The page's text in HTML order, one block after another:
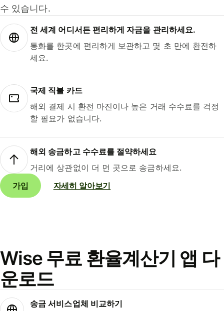
수 있습니다.
전 세계 어디서든 편리하게 자금을 관리하세요.
통화를 한곳에 편리하게 보관하고 몇 초 만에 환전하
세요.
국제 직불 카드
해외 결제 시 환전 마진이나 높은 거래 수수료를 걱정
할 필요가 없습니다.
해외 송금하고 수수료를 절약하세요
거리에 상관없이 더 먼 곳으로 송금하세요.
가입
자세히 알아보기
Wise 무료 환율계산기 앱 다
운로드
송금 서비스업체 비교하기